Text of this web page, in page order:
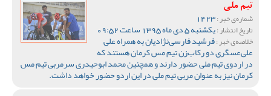
تیم ملی
شماره‌ی خبر :
تاریخ انتشار :یکشنبه 5 دی ماه 1395 ساعت 09:52
خلاصه‌ی خبر :فرشید فارسی‌نژادیان به همراه علی
علی‌عسگری دو رکاب‌زن تیم مس کرمان هستند که
در اردوی تیم ملی حضور دارند و همچنین محمد ابوحیدری سرمربی تیم مس
کرمان نیز به عنوان مربی تیم ملی در این اردو حضور خواهد داشت.